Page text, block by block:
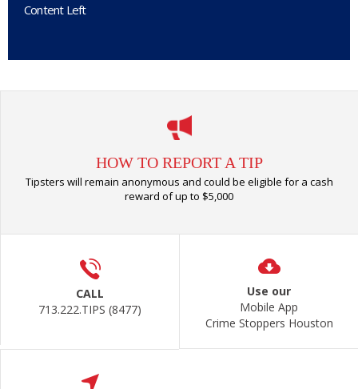
Content Left
HOW TO REPORT A TIP
Tipsters will remain anonymous and could be eligible for a cash
reward of up to $5,000
CALL
713.222.TIPS (8477)
Use our
Mobile App
Crime Stoppers Houston